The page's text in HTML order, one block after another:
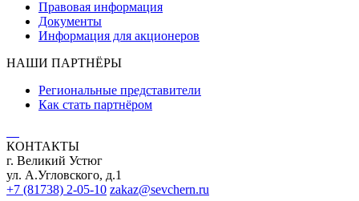
Правовая информация
Документы
Информация для акционеров
НАШИ ПАРТНЁРЫ
Региональные представители
Как стать партнёром
КОНТАКТЫ
г. Великий Устюг
ул. А.Угловского, д.1
+7 (81738) 2-05-10 zakaz@sevchern.ru